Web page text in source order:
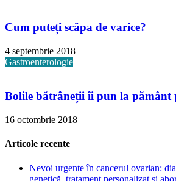
Cum puteți scăpa de varice?
4 septembrie 2018
Gastroenterologie
Bolile bătrâneții îi pun la pământ
16 octombrie 2018
Articole recente
Nevoi urgente în cancerul ovarian:
genetică, tratament personalizat și